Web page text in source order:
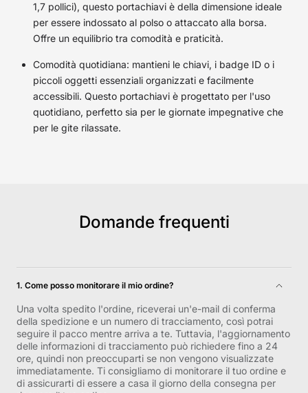
1,7 pollici), questo portachiavi è della dimensione ideale
per essere indossato al polso o attaccato alla borsa.
Offre un equilibrio tra comodità e praticità.
Comodità quotidiana: mantieni le chiavi, i badge ID o i
piccoli oggetti essenziali organizzati e facilmente
accessibili. Questo portachiavi è progettato per l'uso
quotidiano, perfetto sia per le giornate impegnative che
per le gite rilassate.
Domande frequenti
1. Come posso monitorare il mio ordine?
Una volta spedito l'ordine, riceverai un'e-mail di conferma
della spedizione e un numero di tracciamento, così potrai
seguire il pacco mentre arriva a te. Tuttavia, l'aggiornamento
delle informazioni di tracciamento può richiedere fino a 24
ore, quindi non preoccuparti se non vengono visualizzate
immediatamente. Ti consigliamo di monitorare il tuo ordine e
di assicurarti di essere a casa il giorno della consegna per